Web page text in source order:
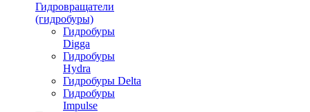
Гидровращатели
(гидробуры)
Гидробуры
Digga
Гидробуры
Hydra
Гидробуры Delta
Гидробуры
Impulse